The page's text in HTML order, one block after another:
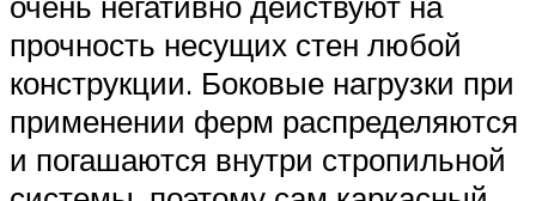
прочность несущих стен любой
конструкции. Боковые нагрузки при
применении ферм распределяются
и погашаются внутри стропильной